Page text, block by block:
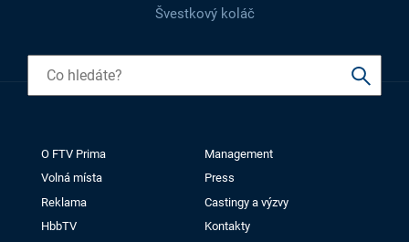
Švestkový koláč
O FTV Prima
Management
Volná místa
Press
Reklama
Castingy a výzvy
HbbTV
Kontakty